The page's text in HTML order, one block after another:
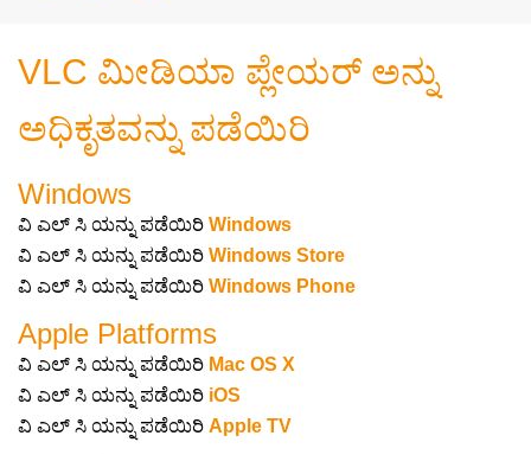
VLC ಮೀಡಿಯಾ ಪ್ಲೇಯರ್ ಅನ್ನು
ಅಧಿಕೃತವನ್ನು ಪಡೆಯಿರಿ
Windows
ವಿ ಎಲ್ ಸಿ ಯನ್ನು ಪಡೆಯಿರಿ Windows
ವಿ ಎಲ್ ಸಿ ಯನ್ನು ಪಡೆಯಿರಿ Windows Store
ವಿ ಎಲ್ ಸಿ ಯನ್ನು ಪಡೆಯಿರಿ Windows Phone
Apple Platforms
ವಿ ಎಲ್ ಸಿ ಯನ್ನು ಪಡೆಯಿರಿ Mac OS X
ವಿ ಎಲ್ ಸಿ ಯನ್ನು ಪಡೆಯಿರಿ iOS
ವಿ ಎಲ್ ಸಿ ಯನ್ನು ಪಡೆಯಿರಿ Apple TV